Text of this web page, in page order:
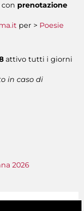
con prenotazione
per > Poesie
attivo tutti i giorni
in caso di
2026